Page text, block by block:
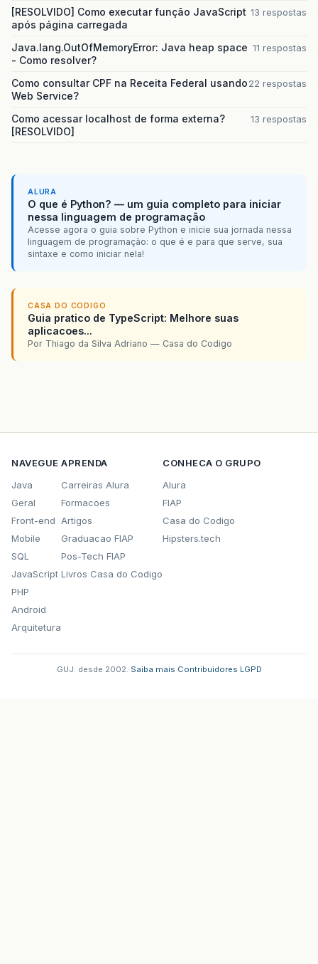
[RESOLVIDO] Como executar função JavaScript
após página carregada
13 respostas
Java.lang.OutOfMemoryError: Java heap space
- Como resolver?
11 respostas
Como consultar CPF na Receita Federal usando
Web Service?
22 respostas
Como acessar localhost de forma externa?
[RESOLVIDO]
13 respostas
ALURA
O que é Python? — um guia completo para iniciar
nessa linguagem de programação
Acesse agora o guia sobre Python e inicie sua jornada nessa
linguagem de programação: o que é e para que serve, sua
sintaxe e como iniciar nela!
CASA DO CODIGO
Guia pratico de TypeScript: Melhore suas
aplicacoes...
Por Thiago da Silva Adriano — Casa do Codigo
NAVEGUE
Java
Geral
Front-end
Mobile
SQL
JavaScript
PHP
Android
Arquitetura
APRENDA
Carreiras Alura
Formacoes
Artigos
Graduacao FIAP
Pos-Tech FIAP
Livros Casa do Codigo
CONHECA O GRUPO
Alura
FIAP
Casa do Codigo
Hipsters.tech
GUJ: desde 2002. Saiba mais Contribuidores LGPD